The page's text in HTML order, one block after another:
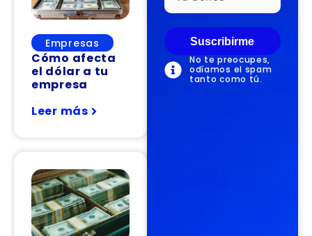
Empresas
Cómo afecta
el dólar a tu
empresa
Leer más
Suscribirme
No te preocupes,
odíamos el spam
tanto como tú.